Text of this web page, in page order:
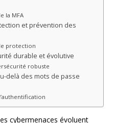
la MFA
et prévention des
protection
durable et évolutive
robuste
delà des mots de passe
cybermenaces évoluent